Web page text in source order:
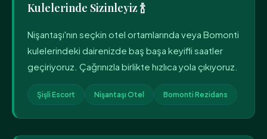
Kulelerinde Sizinleyiz 🍾
Nişantaşı'nın seçkin otel ortamlarında veya Bomonti
kulelerindeki dairenizde baş başa keyifli saatler
geçiriyoruz. Çağrınızla birlikte hızlıca yola çıkıyoruz.
Şişli Escort Nişantaşı Otel Bomonti Rezidans